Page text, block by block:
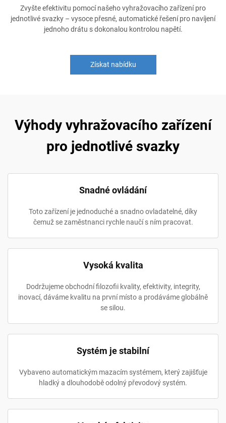
Zvyšte efektivitu pomocí našeho vyhražovacího zařízení pro
jednotlivé svazky – vysoce přesné, automatické řešení pro navíjení
jednoho drátu s dokonalou kontrolou napětí.
Získat nabídku
Výhody vyhražovacího zařízení
pro jednotlivé svazky
Snadné ovládání
Toto zařízení je jednoduché a snadno ovladatelné, díky
čemuž se zaměstnanci rychle naučí s ním pracovat.
Vysoká kvalita
Dodržujeme obchodní filozofii kvality, efektivity, integrity,
inovací, dáváme kvalitu na první místo a prodáváme globálně
se silou.
Systém je stabilní
Vybaveno automatickým mazacím systémem, který zajišťuje
hladký a dlouhodobě odolný převodový systém.